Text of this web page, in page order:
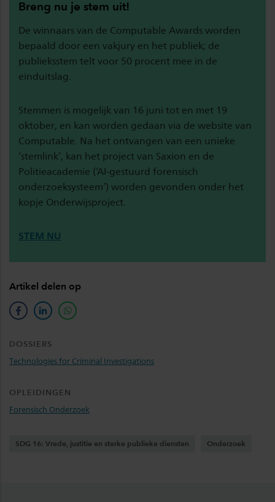
Breng nu je stem uit!
De winnaars van de Computable Awards worden
bepaald door een vakjury en het publiek; de
publieksstem telt voor 50 procent mee in de
einduitslag.
Stemmen is mogelijk van 16 juni tot en met 19
oktober, en kan worden gedaan via de website van
Computable. Na het ontvangen van een unieke
‘stemlink’, kan het project van Saxion en de
Politieacademie (‘AI-gestuurd forensisch
onderzoeksysteem’) worden gevonden onder het
kopje Onderwijsproject.
STEM NU
Artikel delen op
facebooklinkedinwhatsapp
DOSSIERS
Technologies for Criminal Investigations
OPLEIDINGEN
Forensisch Onderzoek
SDG 16: Vrede, justitie en sterke publieke diensten Onderzoek